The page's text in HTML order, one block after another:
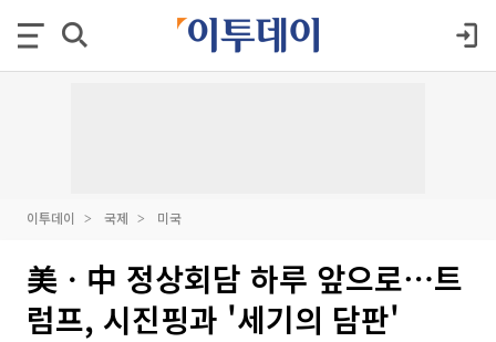
이투데이 국제 미국
美ㆍ中 정상회담 하루 앞으로⋯트
럼프, 시진핑과 '세기의 담판'